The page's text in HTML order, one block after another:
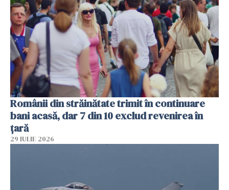
Românii din străinătate trimit în continuare
bani acasă, dar 7 din 10 exclud revenirea în
țară
29 IULIE 2026